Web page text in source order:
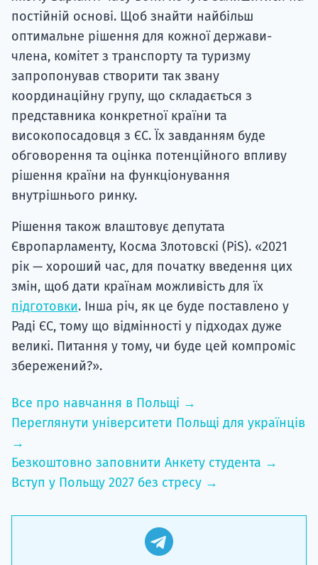
постійній основі. Щоб знайти найбільш
оптимальне рішення для кожної держави-
члена, комітет з транспорту та туризму
запропонував створити так звану
координаційну групу, що складається з
представника конкретної країни та
високопосадовця з ЄС. Їх завданням буде
обговорення та оцінка потенційного впливу
рішення країни на функціонування
внутрішнього ринку.
Рішення також влаштовує депутата
Європарламенту, Косма Злотовскі (PiS). «2021
рік — хороший час, для початку введення цих
змін, щоб дати країнам можливість для їх
підготовки. Інша річ, як це буде поставлено у
Раді ЄС, тому що відмінності у підходах дуже
великі. Питання у тому, чи буде цей компроміс
збережений?».
Все про навчання в Польщі →
Переглянути університети Польщі для українців
→
Безкоштовно заповнити Анкету студента →
Вступ у Польщу 2027 без стресу →